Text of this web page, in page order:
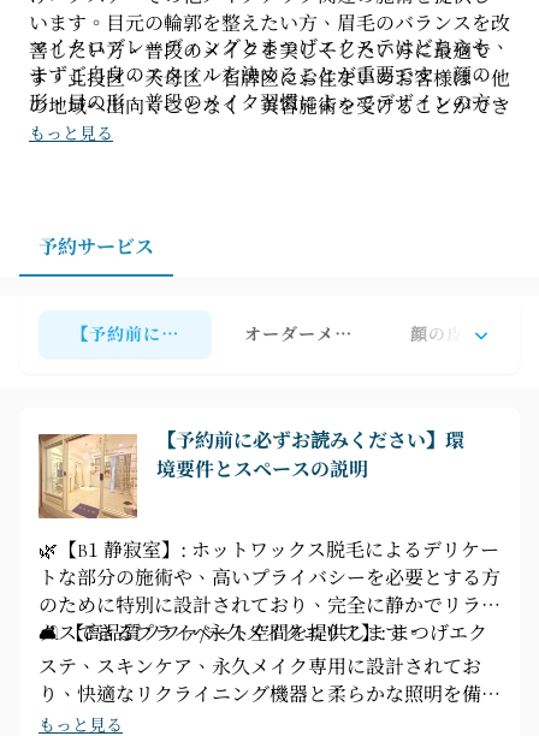
います。目元の輪郭を整えたい方、眉毛のバランスを改
善したい方、普段のメイクを美しくしたい方に最適で
す。北投区、天母区、石牌区にお住まいのお客様は、他
の地域へ出向くことなく、美容施術を受けることができ
ます。
マイクロブレーディングとまつげエクステはどちらも、
まずご自身のスタイルを決めることが重要です。顔の
形、目の形、普段のメイク習慣によってデザインの方向
性が変わってくるからです。初回の施術時には、お好み
もっと見る
予約サービス
【予約前に必ずお読みください】環境要件とスペースの
オーダーメイドのまつげエクステ
顔の皮膚管理
【予約前に必ずお読みください】環
境要件とスペースの説明
🌿【B1 静寂室】: ホットワックス脱毛によるデリケー
トな部分の施術や、高いプライバシーを必要とする方
のために特別に設計されており、完全に静かでリラッ
クスできるプライベート空間を提供します。
🛋️ 【高品質ソファ/永久メイクエリア】: まつげエク
ステ、スキンケア、永久メイク専用に設計されてお
り、快適なリクライニング機器と柔らかな照明を備え
ています。
もっと見る